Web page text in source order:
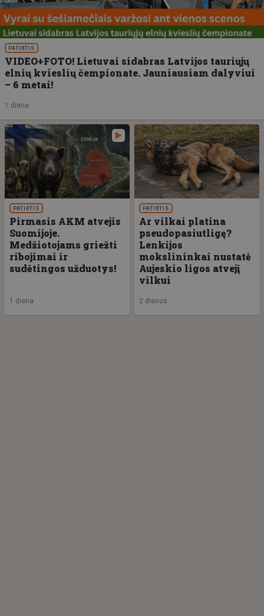
PATIRTIS
VIDEO+FOTO! Lietuvai sidabras Latvijos tauriųjų
elnių kvieslių čempionate. Jauniausiam dalyviui
– 6 metai!
1 diena
PATIRTIS
Pirmasis AKM atvejis
Suomijoje.
Medžiotojams griežti
ribojimai ir
sudėtingos užduotys!
1 diena
PATIRTIS
Ar vilkai platina
pseudopasiutligę?
Lenkijos
mokslininkai nustatė
Aujeskio ligos atvejį
vilkui
2 dienos